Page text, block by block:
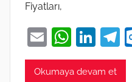
Fiyatları,
E
m
ai
W
h
at
Li
n
k
T
el
Okumaya devam et